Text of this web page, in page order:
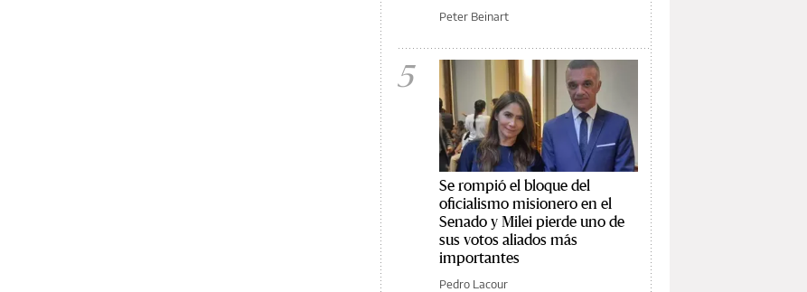
Peter Beinart
5
Se rompió el bloque del
oficialismo misionero en el
Senado y Milei pierde uno de
sus votos aliados más
importantes
Pedro Lacour